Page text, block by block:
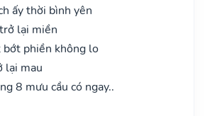
ấy thời bình yên
lại miền
bớt phiền không lo
lại mau
8 mưu cầu có ngay..